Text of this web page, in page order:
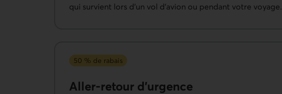
qui survient lors d’un vol d’avion ou pendant votre voyage.
50 % de rabais
Aller-retour d’urgence